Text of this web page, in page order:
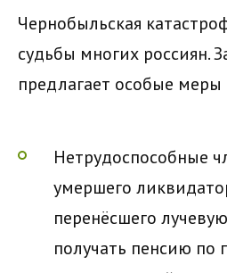
Чернобыльская
судьбы многих россиян.
предлагает особые
Нетрудоспособные
умершего
перенёсшего
получать пенсию по